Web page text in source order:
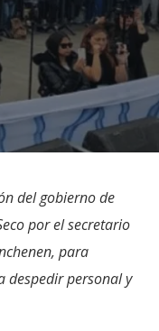
del gobierno de
por el secretario
para
despedir personal y